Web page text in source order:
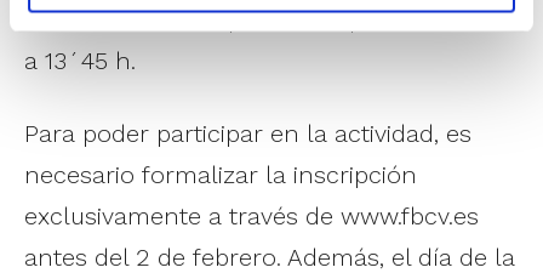
– Pabellón Municipal El Campello: de 12´15
a 13´45 h.
Para poder participar en la actividad, es
necesario formalizar la inscripción
exclusivamente a través de www.fbcv.es
antes del 2 de febrero. Además, el día de la